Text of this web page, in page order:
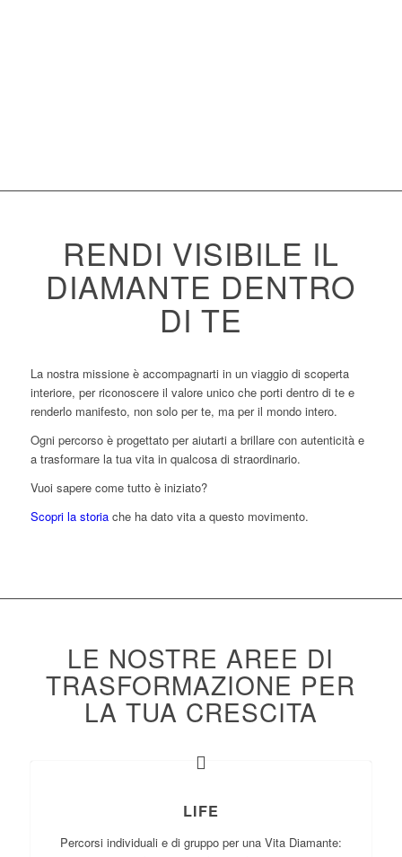
RENDI VISIBILE IL
DIAMANTE DENTRO
DI TE
La nostra missione è accompagnarti in un viaggio di scoperta
interiore, per riconoscere il valore unico che porti dentro di te e
renderlo manifesto, non solo per te, ma per il mondo intero.
Ogni percorso è progettato per aiutarti a brillare con autenticità e
a trasformare la tua vita in qualcosa di straordinario.
Vuoi sapere come tutto è iniziato?
Scopri la storiache ha dato vita a questo movimento.
LE NOSTRE AREE DI
TRASFORMAZIONE PER
LA TUA CRESCITA
LIFE
Percorsi individuali e di gruppo per una Vita Diamante: